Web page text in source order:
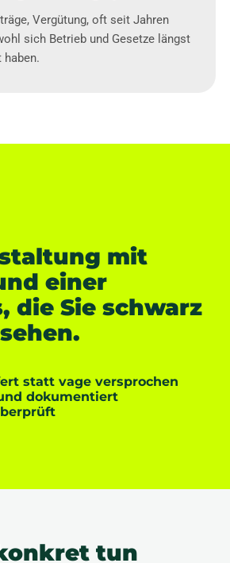
Vergütung, oft seit Jahren
sich Betrieb und Gesetze längst
mit
einer
die Sie schwarz
statt vage versprochen
dokumentiert
tun